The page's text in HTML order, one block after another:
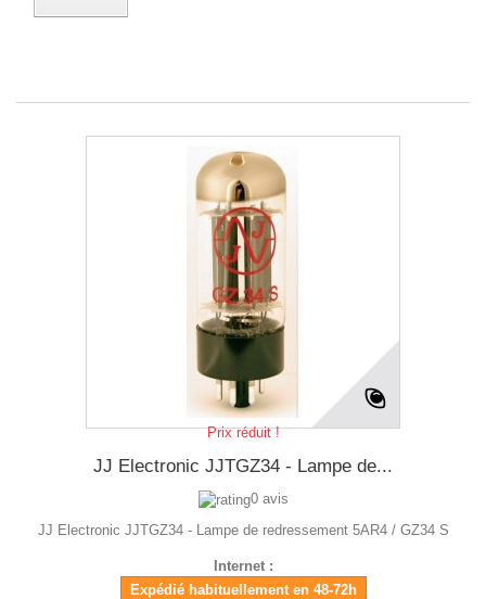
Prix réduit !
JJ Electronic JJTGZ34 - Lampe de...
0 avis
JJ Electronic JJTGZ34 - Lampe de redressement 5AR4 / GZ34 S
Internet :
Expédié habituellement en 48-72h